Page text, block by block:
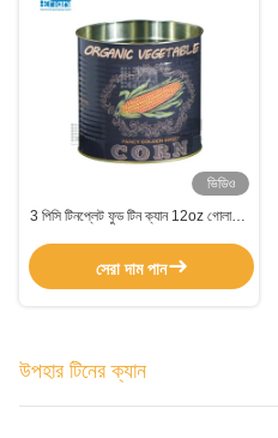
ভিডিও
3 পিসি টিনপ্লেট ফুড টিন ক্যান 12oz গোলাকার
সেরা দাম পান
উপহার টিনের ক্যান